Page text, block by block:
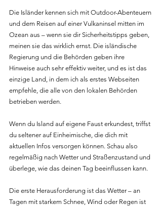
Die Isländer kennen sich mit Outdoor-Abenteuern
und dem Reisen auf einer Vulkaninsel mitten im
Ozean aus – wenn sie dir Sicherheitstipps geben,
meinen sie das wirklich ernst. Die isländische
Regierung und die Behörden geben ihre
Hinweise auch sehr effektiv weiter, und es ist das
einzige Land, in dem ich als erstes Webseiten
empfehle, die alle von den lokalen Behörden
betrieben werden.
Wenn du Island auf eigene Faust erkundest, triffst
du seltener auf Einheimische, die dich mit
aktuellen Infos versorgen können. Schau also
regelmäßig nach Wetter und Straßenzustand und
überlege, wie das deinen Tag beeinflussen kann.
Die erste Herausforderung ist das Wetter – an
Tagen mit starkem Schnee, Wind oder Regen ist